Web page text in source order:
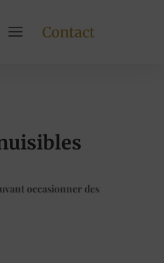
Contact
occasionner des